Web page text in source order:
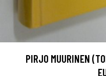
PIRJO MUURINEN